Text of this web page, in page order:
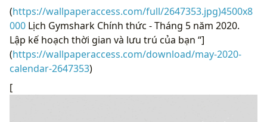
(https://wallpaperaccess.com/full/2647353.jpg)4500x8
000 Lịch Gymshark Chính thức - Tháng 5 năm 2020.
Lập kế hoạch thời gian và lưu trú của bạn “]
(https://wallpaperaccess.com/download/may-2020-
calendar-2647353)
[